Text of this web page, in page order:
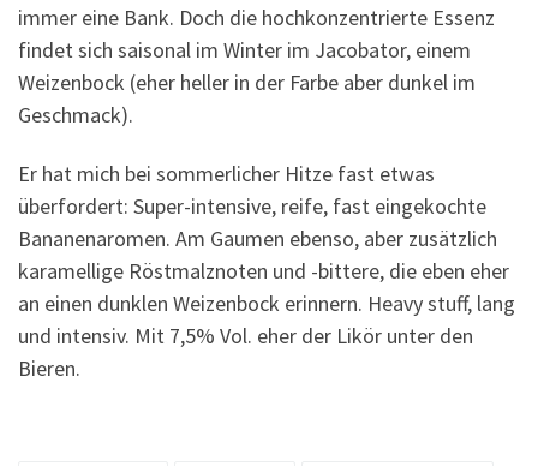
immer eine Bank. Doch die hochkonzentrierte Essenz
findet sich saisonal im Winter im Jacobator, einem
Weizenbock (eher heller in der Farbe aber dunkel im
Geschmack).
Er hat mich bei sommerlicher Hitze fast etwas
überfordert: Super-intensive, reife, fast eingekochte
Bananenaromen. Am Gaumen ebenso, aber zusätzlich
karamellige Röstmalznoten und -bittere, die eben eher
an einen dunklen Weizenbock erinnern. Heavy stuff, lang
und intensiv. Mit 7,5% Vol. eher der Likör unter den
Bieren.